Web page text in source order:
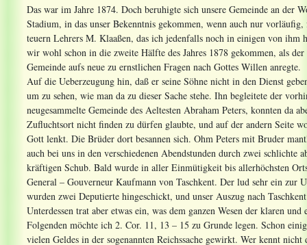
Das war im Jahre 1874. Doch beruhigte sich unsere Gemeinde an der
Stadium, in das unser Bekenntnis gekommen, wenn auch nur
teuern Lehrers M. Klaaßen, das ich jedenfalls noch in einigen von ihm
wir wohl schon in die zweite Hälfte des Jahres 1878 gekommen, als
Gemeinde aufs neue zu ernstlichen Fragen nach Gottes Willen anregte.
Auf die Ueberzeugung hin, daß er seine Söhne nicht in den Dienst
um zu sehen, wie man da zu dieser Sache stehe. Ihn begleitete der
neugesammelte Gemeinde des Aeltesten Abraham Peters, konnten da
Zufluchtsort nicht finden zu dürfen glaubte, und auf der andern Seite
Gott lenkt. Die Brüder dort besannen sich. Ohm Peters mit Bruder
auch bei uns in den verschiedenen Abendstunden durch zwei schlichte
kräftigen Schub. Bald wurde in aller Einmütigkeit bis allerhöchsten
General – Gouverneur Kaufmann von Taschkent. Der lud sehr ein zur
wurden zwei Deputierte hingeschickt, und unser Auszug nach
Unterdessen trat aber etwas ein, was dem ganzen Wesen der klaren
Folgenden möchte ich 2. Cor. 11, 13 – 15 zu Grunde legen. Schon
vielen Geldes in der sogenannten Reichssache gewirkt. Wer kennt